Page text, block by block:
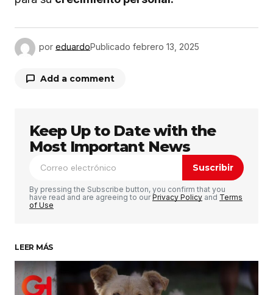
por eduardoPublicado febrero 13, 2025
Add a comment
Tu dirección de correo electrónico no será
publicada. Los campos obligatorios están
marcados con*
Comentario *
Su nombre*
Keep Up to Date with the
Most Important News
Suscribir
By pressing the Subscribe button, you confirm that you
have read and are agreeing to ourPrivacy Policy and Terms
of Use
LEER MÁS